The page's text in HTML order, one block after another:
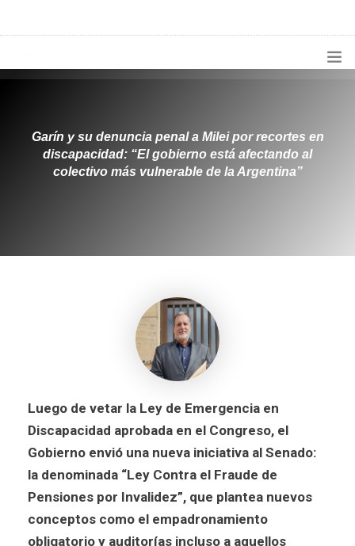
¿QUIÉNES SOMOS?
PROGRAMACIÓN
Garín y su denuncia penal a Milei por recortes en
discapacidad: “El gobierno está afectando al
colectivo más vulnerable de la Argentina”
Luego de vetar la Ley de Emergencia en
Discapacidad aprobada en el Congreso, el
Gobierno envió una nueva iniciativa al Senado:
la denominada “Ley Contra el Fraude de
Pensiones por Invalidez”, que plantea nuevos
conceptos como el empadronamiento
obligatorio y auditorías incluso a aquellos